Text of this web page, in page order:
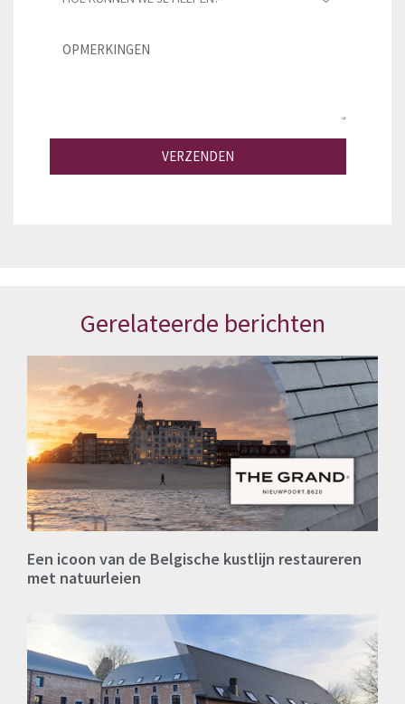
VERZENDEN
Gerelateerde berichten
Een icoon van de Belgische kustlijn restaureren
met natuurleien